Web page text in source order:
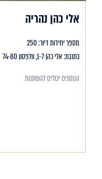
אלי כהן נהריה
מספר יחידות דיור: 250
כתובת: אלי כהן 1-7, וולפסון 74-80
הנתונים יכולים להשתנות